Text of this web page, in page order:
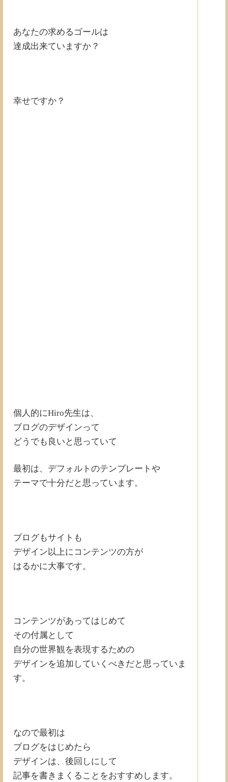
あなたの求めるゴールは
達成出来ていますか？
幸せですか？
個人的にHiro先生は、
ブログのデザインって
どうでも良いと思っていて
最初は、デフォルトのテンプレートや
テーマで十分だと思っています。
ブログもサイトも
デザイン以上にコンテンツの方が
はるかに大事です。
コンテンツがあってはじめて
その付属として
自分の世界観を表現するための
デザインを追加していくべきだと思っていま
す。
なので最初は
ブログをはじめたら
デザインは、後回しにして
記事を書きまくることをおすすめします。